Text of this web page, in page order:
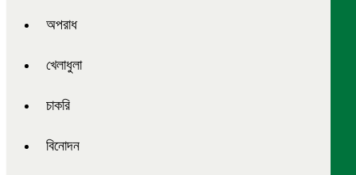
অপরাধ
খেলাধুলা
চাকরি
বিনোদন